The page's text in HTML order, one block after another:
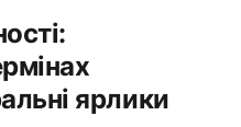
ярлики